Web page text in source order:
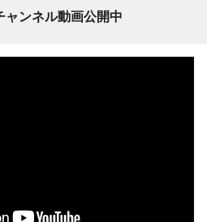
ャンネル動画公開中